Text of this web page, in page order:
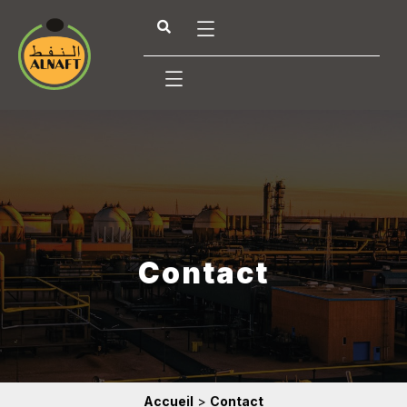
Contact
Accueil > Contact